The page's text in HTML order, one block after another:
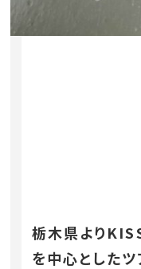
栃木県より
を中心とした